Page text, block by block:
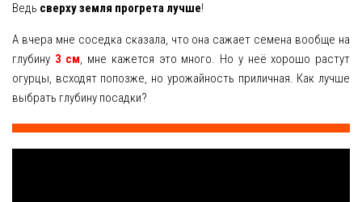
Яблоня
Овощи
Картошка
Помидоры
Ведь сверху земля прогрета лучше!
А вчера мне соседка сказала, что она сажает семена вообще на
глубину 3 см, мне кажется это много. Но у неё хорошо растут
огурцы, всходят попозже, но урожайность приличная. Как лучше
выбрать глубину посадки?